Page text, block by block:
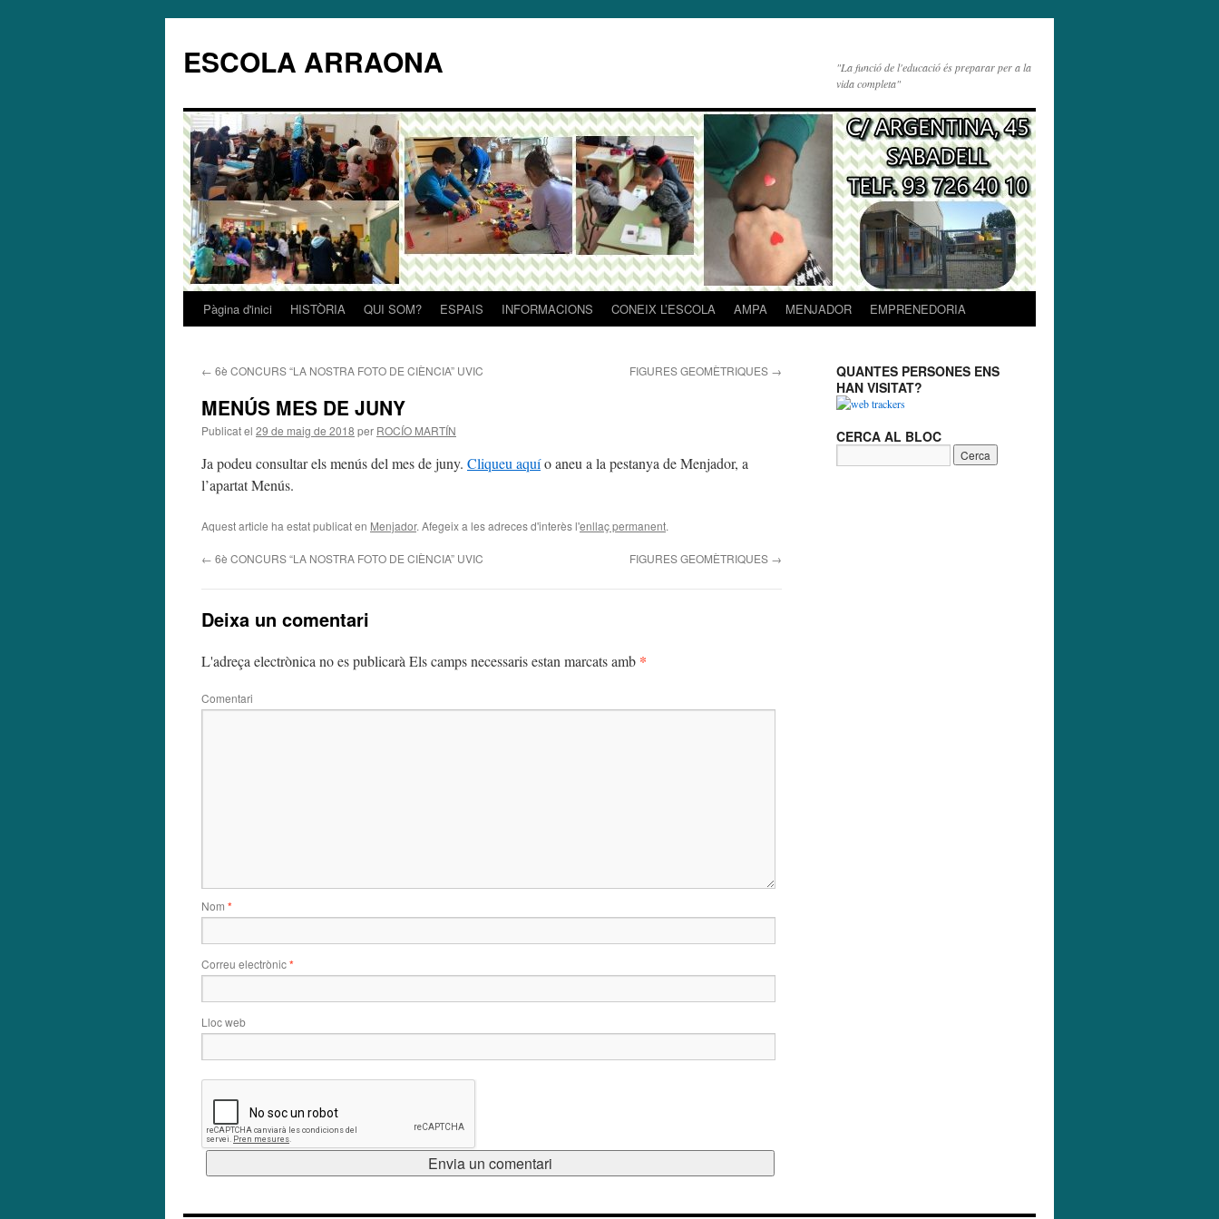
ESCOLA ARRAONA
"La funció de l'educació és preparar per a la
vida completa"
Vés
contingut
Pàgina d'inici HISTÒRIA QUI SOM? ESPAIS INFORMACIONS CONEIX L’ESCOLA AMPA MENJADOR EMPRENEDORIA
← 6è CONCURS “LA NOSTRA FOTO DE CIÈNCIA” UVIC FIGURES GEOMÈTRIQUES →
MENÚS MES DE JUNY
Publicat el 29 de maig de 2018 per ROCÍO MARTÍN
Ja podeu consultar els menús del mes de juny. Cliqueu aquío aneu a la pestanya de Menjador, a
l’apartat Menús.
Aquest article ha estat publicat en Menjador. Afegeix a les adreces d'interès l'enllaç permanent.
← 6è CONCURS “LA NOSTRA FOTO DE CIÈNCIA” UVIC FIGURES GEOMÈTRIQUES →
Deixa un comentari
L'adreça electrònica no es publicarà Els camps necessaris estan marcats amb *
Comentari
Nom *
Correu electrònic*
Lloc web
QUANTES PERSONES ENS
HAN VISITAT?
CERCA AL BLOC